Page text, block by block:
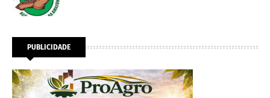
PUBLICIDADE